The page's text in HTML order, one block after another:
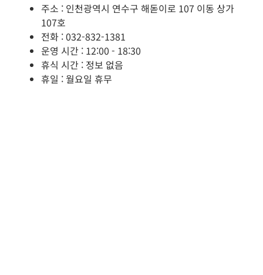
주소 : 인천광역시 연수구 해돋이로 107 이동 상가
107호
전화 : 032-832-1381
운영 시간 : 12:00 - 18:30
휴식 시간 : 정보 없음
휴일 : 월요일 휴무